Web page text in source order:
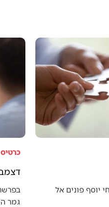
יוסף פונים אל
דצמבר 14,
גמר